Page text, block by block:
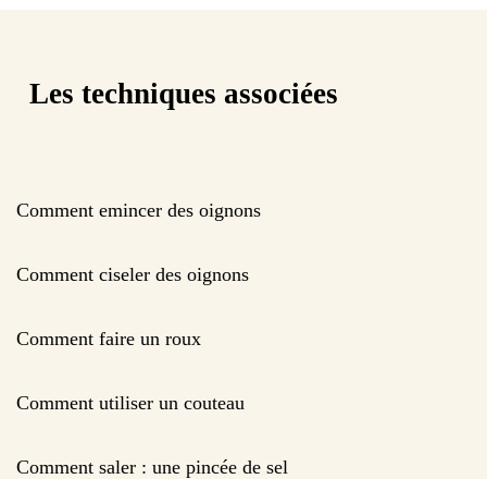
Les techniques associées
Comment emincer des oignons
Comment ciseler des oignons
Comment faire un roux
Comment utiliser un couteau
Comment saler : une pincée de sel